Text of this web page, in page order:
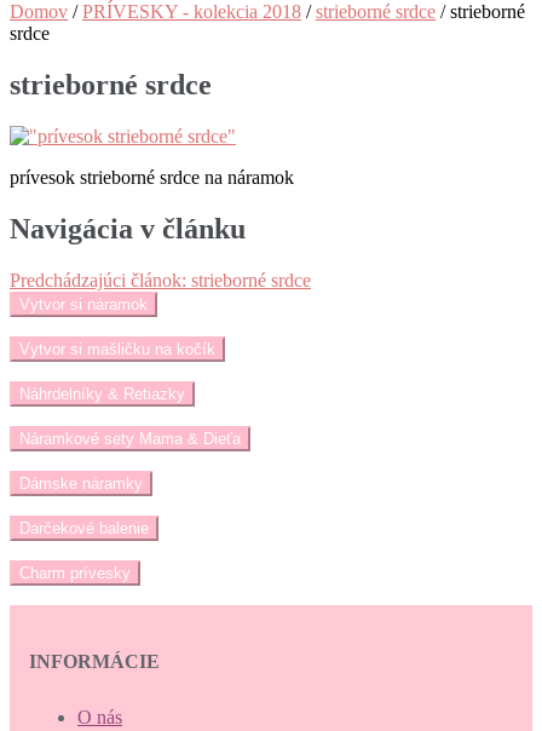
Domov /PRÍVESKY - kolekcia 2018 /strieborné srdce /strieborné
srdce
strieborné srdce
prívesok strieborné srdce na náramok
Navigácia v článku
Predchádzajúci článok: strieborné srdce
Vytvor si náramok
Vytvor si mašličku na kočík
Náhrdelníky & Retiazky
Náramkové sety Mama & Dieťa
Dámske náramky
Darčekové balenie
Charm prívesky
INFORMÁCIE
O nás